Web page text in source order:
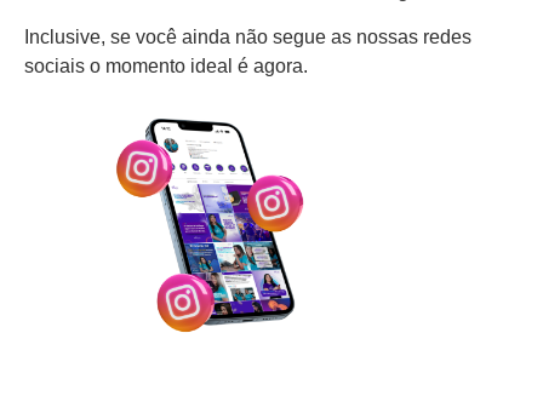
Inclusive, se você ainda não segue as nossas redes
sociais o momento ideal é agora.